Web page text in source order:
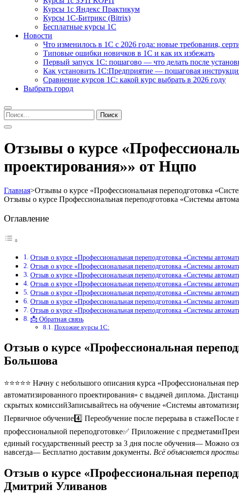
Курсы 1с Яндекс Практикум
Курсы 1С-Битрикс (Bitrix)
Бесплатные курсы 1С
Новости
Что изменилось в 1С с 2026 года: новые требования,
Типовые ошибки новичков в 1С и как их избежать
Первый запуск 1С: пошагово — что делать после
Как установить 1С:Предприятие — пошаговая
Сравнение курсов 1С: какой курс выбрать в 2026 году
Выбрать город
Найти:
Отзывы о курсе
проектирования»» от Нцпо
Главная>Отзывы о курсе «Профессиональная переподготовка
Отзывы о курсе Профессиональная переподготовка «Системы
Оглавление
Отзыв о курсе «Профессиональная переподготовка «Системы
Отзыв о курсе «Профессиональная переподготовка «Системы
Отзыв о курсе «Профессиональная переподготовка «Системы
Отзыв о курсе «Профессиональная переподготовка «Системы
Отзыв о курсе «Профессиональная переподготовка «Системы
Отзыв о курсе «Профессиональная переподготовка «Системы
Отзыв о курсе «Профессиональная переподготовка «Системы
📩 Обратная связь
Похожие курсы 1С:
Отзыв о курсе «Профессиональная
Большова
⭐⭐⭐⭐⭐ Начну с небольшого описания курса «Профессиональная
автоматизированного проектирования» с выдачей диплома.
скрытых комиссийЗаписывайтесь на обучение «Системы
Первичное обучение4️⃣ Переобучение после перерыва в
профессиональной переподготовке✅ Приложение с
единый государственный реестр за 3 дня после обучения— Можно
навсегда— Бесплатно доставим документы. Всё объясняется
Отзыв о курсе «Профессиональная
Дмитрий Уливанов